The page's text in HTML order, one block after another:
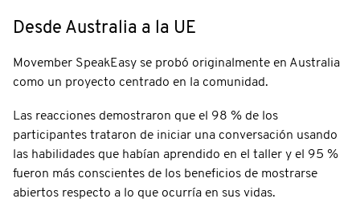
Desde Australia a la UE
Movember SpeakEasy se probó originalmente en Australia
como un proyecto centrado en la comunidad.
Las reacciones demostraron que el 98 % de los
participantes trataron de iniciar una conversación usando
las habilidades que habían aprendido en el taller y el 95 %
fueron más conscientes de los beneficios de mostrarse
abiertos respecto a lo que ocurría en sus vidas.